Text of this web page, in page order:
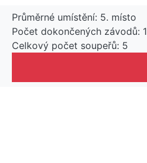
Průměrné umístění: 5. místo
Počet dokončených závodů: 1
Celkový počet soupeřů: 5